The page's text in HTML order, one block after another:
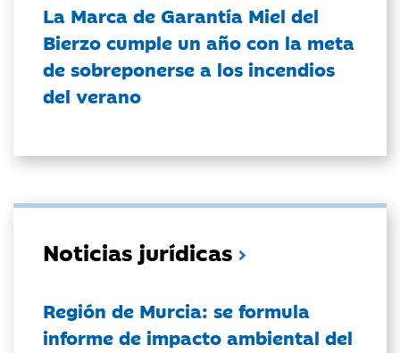
La Marca de Garantía Miel del
Bierzo cumple un año con la meta
de sobreponerse a los incendios
del verano
Noticias jurídicas
Región de Murcia: se formula
informe de impacto ambiental del